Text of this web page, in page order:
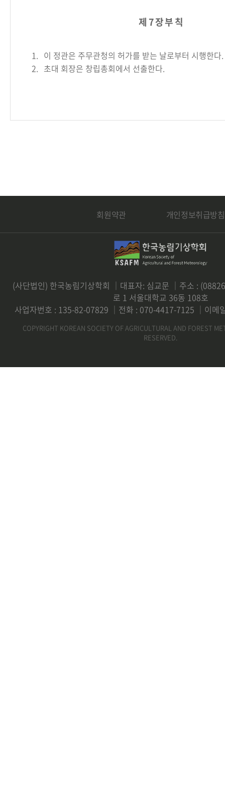
제 7 장 부 칙
1. 이 정관은 주무관청의 허가를 받는 날로부터 시행한다.
2. 초대 회장은 창립총회에서 선출한다.
회원약관 개인정보취급방침
(사단법인) 한국농림기상학회 ｜대표자: 심교문 ｜주소 :
로 1 서울대학교 36동 108호
사업자번호 : 135-82-07829 ｜전화 : 070-4417-7125 ｜이
COPYRIGHT KOREAN SOCIETY OF AGRICULTURAL AND FOREST
RESERVED.